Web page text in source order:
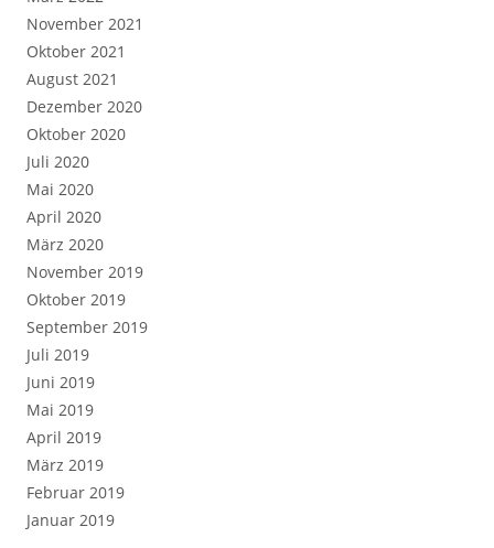
November 2021
Oktober 2021
August 2021
Dezember 2020
Oktober 2020
Juli 2020
Mai 2020
April 2020
März 2020
November 2019
Oktober 2019
September 2019
Juli 2019
Juni 2019
Mai 2019
April 2019
März 2019
Februar 2019
Januar 2019